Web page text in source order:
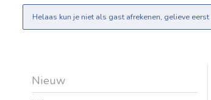
Helaas kun je niet als gast afrekenen, gelieve eerst
Nieuw